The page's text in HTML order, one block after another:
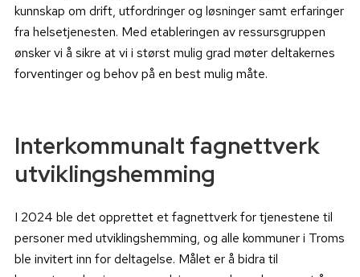
kunnskap om drift, utfordringer og løsninger samt erfaringer
fra helsetjenesten. Med etableringen av ressursgruppen
ønsker vi å sikre at vi i størst mulig grad møter deltakernes
forventinger og behov på en best mulig måte.
Interkommunalt fagnettverk
utviklingshemming
I 2024 ble det opprettet et fagnettverk for tjenestene til
personer med utviklingshemming, og alle kommuner i Troms
ble invitert inn for deltagelse. Målet er å bidra til